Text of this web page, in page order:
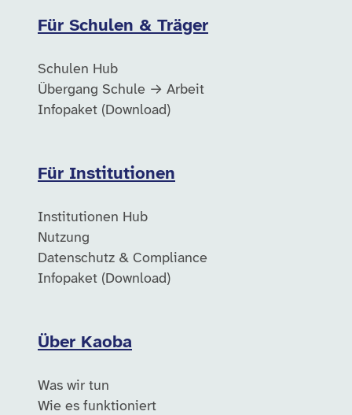
Für Schulen & Träger
Schulen Hub
Übergang Schule → Arbeit
Infopaket (Download)
Für Institutionen
Institutionen Hub
Nutzung
Datenschutz & Compliance
Infopaket (Download)
Über Kaoba
Was wir tun
Wie es funktioniert